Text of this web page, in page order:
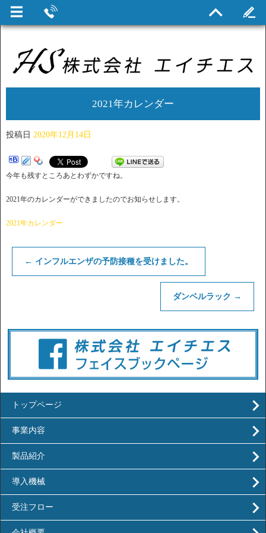
2021年カレンダー
投稿日 2020年12月14日
今年も残すところあとわずかですね。
2021年のカレンダーができましたのでお知らせします。
2021年カレンダー
← インフルエンザの予防接種を受けました。
ダンベルラック →
トップページ
事業内容
製品紹介
導入機械
受注フロー